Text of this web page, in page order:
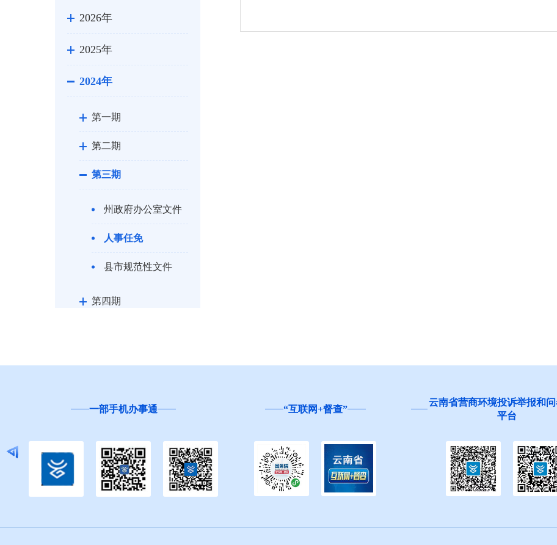
2026年
2025年
2024年
第一期
第二期
第三期
州政府办公室文件
人事任免
县市规范性文件
第四期
第八期
第九期
第十期
第十二期
一部手机办事通 “互联网+督查”
云南省营商环境投诉举报和问卷调查